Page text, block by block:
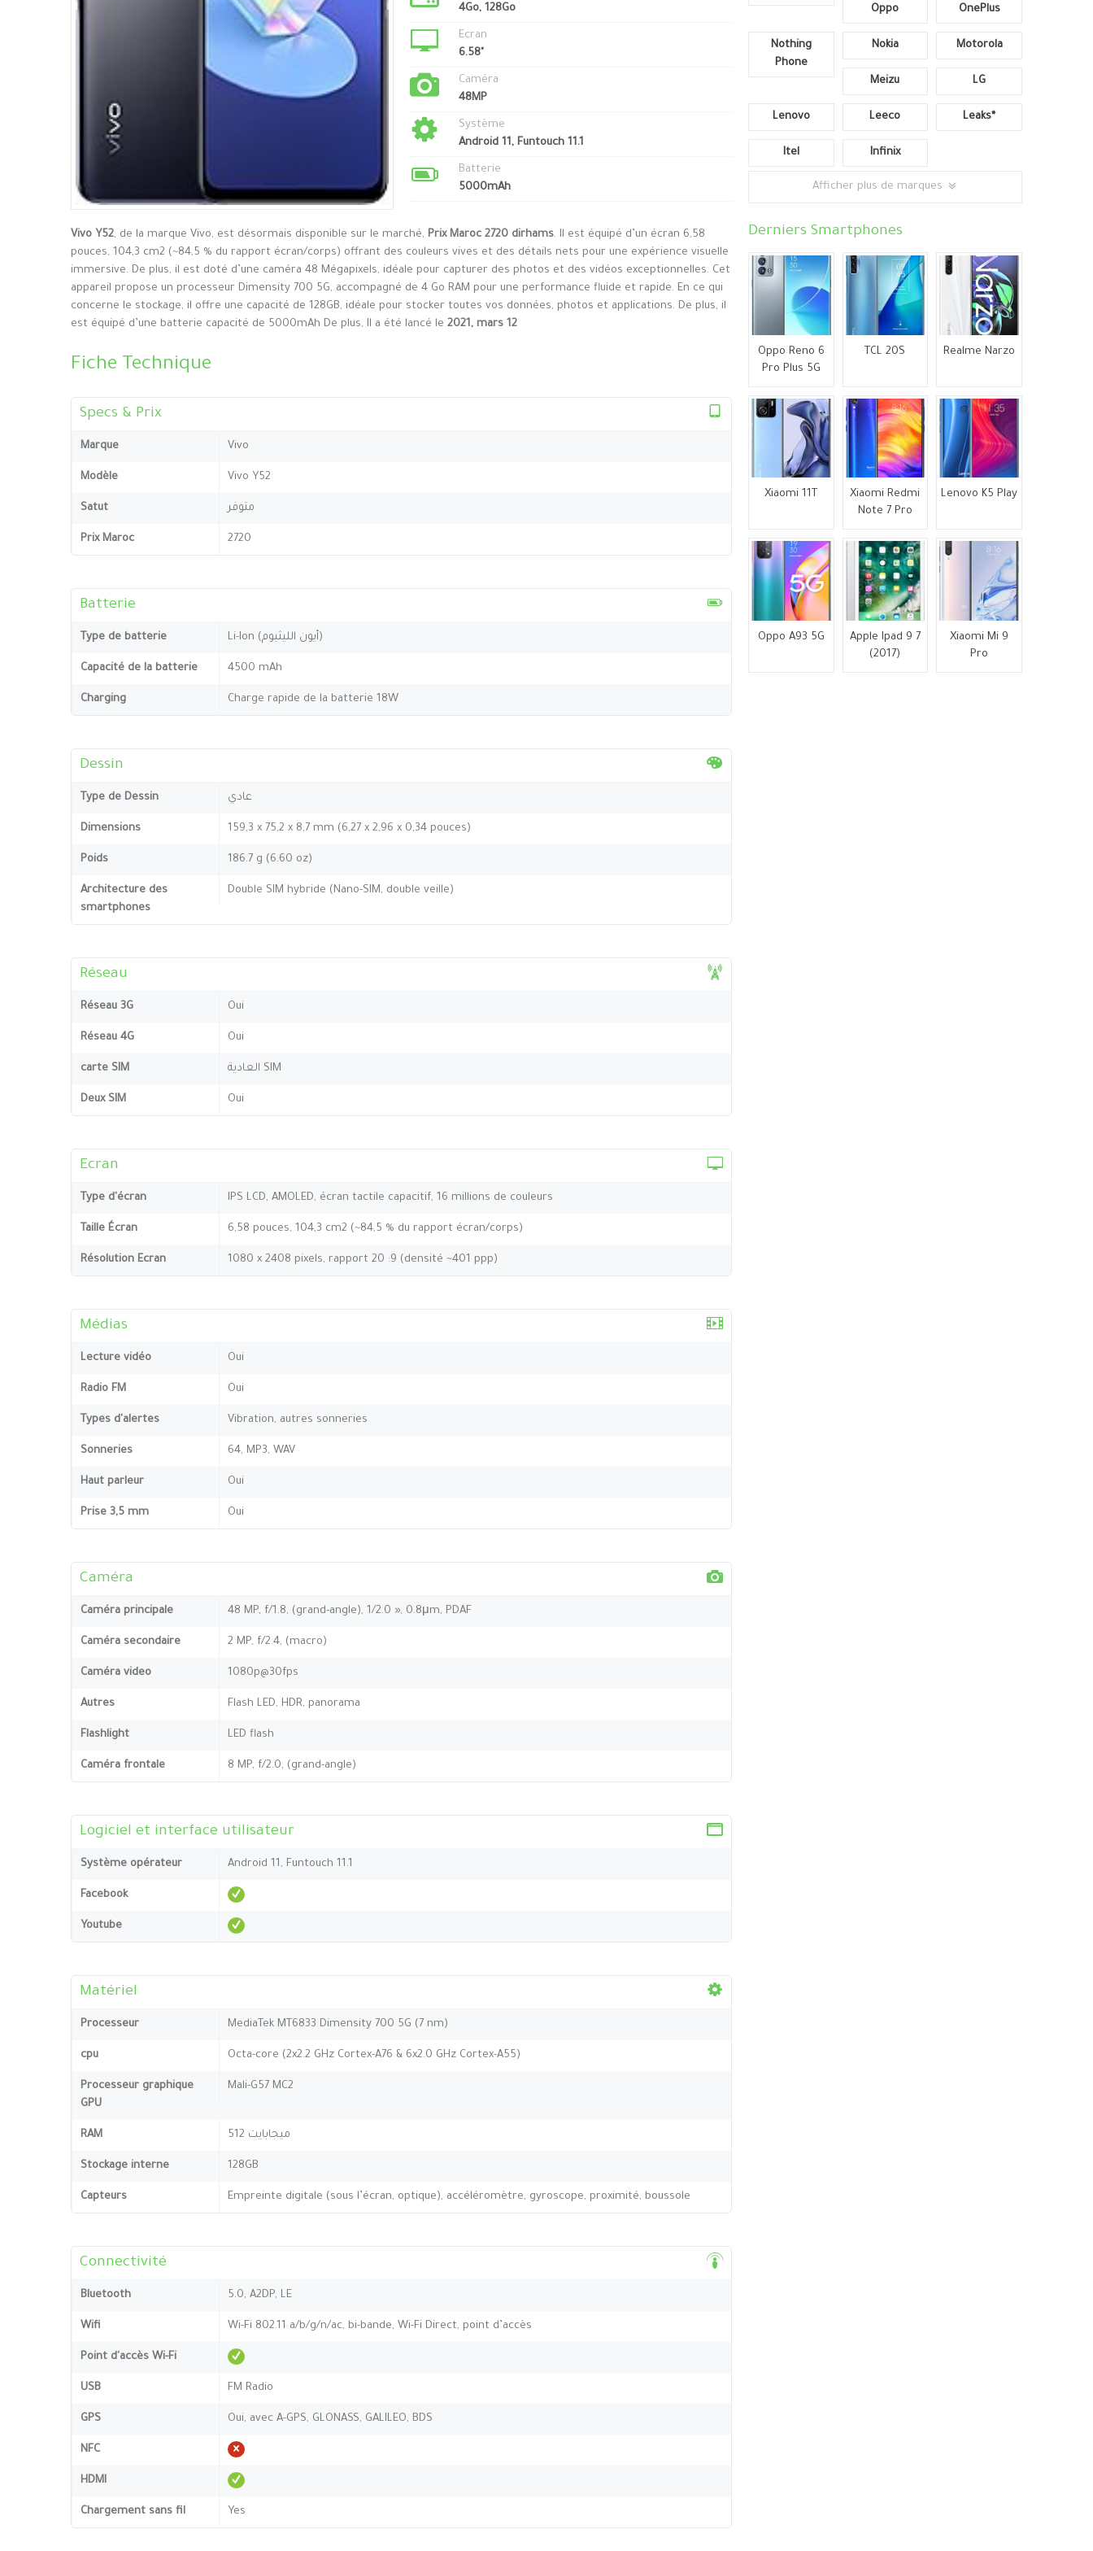
4Go, 128Go
Ecran
6.58"
Caméra
48MP
Système
Android 11, Funtouch 11.1
Batterie
5000mAh
Vivo Y52, de la marque Vivo, est désormais disponible sur le marché, Prix Maroc 2720 dirhams. Il est équipé d’un écran 6,58
pouces, 104,3 cm2 (~84,5 % du rapport écran/corps) offrant des couleurs vives et des détails nets pour une expérience visuelle
immersive. De plus, il est doté d’une caméra 48 Mégapixels, idéale pour capturer des photos et des vidéos exceptionnelles. Cet
appareil propose un processeur Dimensity 700 5G, accompagné de 4 Go RAM pour une performance fluide et rapide. En ce qui
concerne le stockage, il offre une capacité de 128GB, idéale pour stocker toutes vos données, photos et applications. De plus, il
est équipé d’une batterie capacité de 5000mAh De plus, Il a été lancé le 2021, mars 12
Fiche Technique
Specs & Prix
Marque Vivo
Modèle Vivo Y52
Satut متوفر
Prix Maroc 2720
Batterie
Type de batterie Li-Ion (أيون الليثيوم)
Capacité de la batterie 4500 mAh
Charging Charge rapide de la batterie 18W
Dessin
Type de Dessin عادي
Dimensions 159,3 x 75,2 x 8,7 mm (6,27 x 2,96 x 0,34 pouces)
Poids 186.7 g (6.60 oz)
Architecture des
smartphones
Double SIM hybride (Nano-SIM, double veille)
Réseau
Réseau 3G Oui
Réseau 4G Oui
carte SIM العادية SIM
Deux SIM Oui
Ecran
Type d'écran IPS LCD, AMOLED, écran tactile capacitif, 16 millions de couleurs
Taille Écran 6,58 pouces, 104,3 cm2 (~84,5 % du rapport écran/corps)
Résolution Ecran 1080 x 2408 pixels, rapport 20 :9 (densité ~401 ppp)
Médias
Lecture vidéo Oui
Radio FM Oui
Types d'alertes Vibration, autres sonneries
Sonneries 64, MP3, WAV
Haut parleur Oui
Prise 3,5 mm Oui
Caméra
Caméra principale 48 MP, f/1.8, (grand-angle), 1/2.0 », 0.8μm, PDAF
Caméra secondaire 2 MP, f/2.4, (macro)
Caméra video 1080p@30fps
Autres Flash LED, HDR, panorama
Flashlight LED flash
Caméra frontale 8 MP, f/2.0, (grand-angle)
Logiciel et interface utilisateur
Système opérateur Android 11, Funtouch 11.1
Facebook
Youtube
Matériel
Processeur MediaTek MT6833 Dimensity 700 5G (7 nm)
cpu Octa-core (2x2.2 GHz Cortex-A76 & 6x2.0 GHz Cortex-A55)
Processeur graphique
GPU
Mali-G57 MC2
RAM 512 ميجابايت
Stockage interne 128GB
Capteurs Empreinte digitale (sous l’écran, optique), accéléromètre, gyroscope, proximité, boussole
Connectivité
Bluetooth 5.0, A2DP, LE
Wifi Wi-Fi 802.11 a/b/g/n/ac, bi-bande, Wi-Fi Direct, point d’accès
Point d'accès Wi-Fi
USB FM Radio
GPS Oui, avec A-GPS, GLONASS, GALILEO, BDS
NFC
HDMI
Chargement sans fil Yes
Oppo OnePlus
Nothing
Phone
Nokia Motorola
Meizu LG
Lenovo Leeco Leaks*
Itel Infinix
Afficher plus de marques
Derniers Smartphones
Oppo Reno 6
Pro Plus 5G
TCL 20S Realme Narzo
Xiaomi 11T
Xiaomi Redmi
Note 7 Pro
Lenovo K5 Play
Oppo A93 5G
Apple Ipad 9 7
(2017)
Xiaomi Mi 9
Pro